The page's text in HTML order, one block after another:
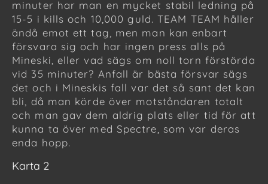
minuter har man en mycket stabil ledning på
15-5 i kills och 10,000 guld. TEAM TEAM håller
ändå emot ett tag, men man kan enbart
försvara sig och har ingen press alls på
Mineski, eller vad sägs om noll torn förstörda
vid 35 minuter? Anfall är bästa försvar sägs
det och i Mineskis fall var det så sant det kan
bli, då man körde över motståndaren totalt
och man gav dem aldrig plats eller tid för att
kunna ta över med Spectre, som var deras
enda hopp.
Karta 2